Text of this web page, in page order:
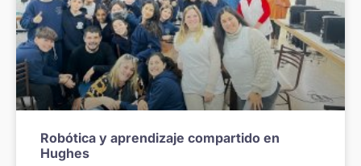
Robótica y aprendizaje compartido en
Hughes